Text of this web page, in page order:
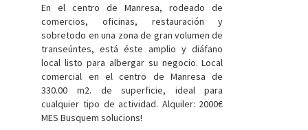
En el centro de Manresa, rodeado de
comercios, oficinas, restauración y
sobretodo en una zona de gran volumen de
transeúntes, está éste amplio y diáfano
local listo para albergar su negocio. Local
comercial en el centro de Manresa de
330.00 m2. de superficie, ideal para
cualquier tipo de actividad. Alquiler: 2000€
MES Busquem solucions!